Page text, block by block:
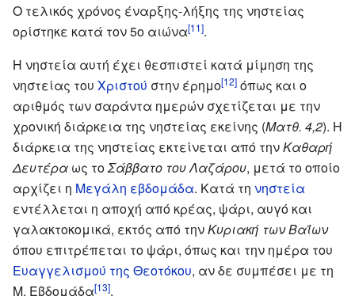
Ο τελικός χρόνος έναρξης-λήξης της νηστείας
ορίστηκε κατά τον 5ο αιώνα[11].
H νηστεία αυτή έχει θεσπιστεί κατά μίμηση της
νηστείας του Χριστού στην έρημο[12] όπως και ο
αριθμός των σαράντα ημερών σχετίζεται με την
χρονική διάρκεια της νηστείας εκείνης (Ματθ. 4,2). Η
διάρκεια της νηστείας εκτείνεται από τηνΚαθαρή
Δευτέρα ως τοΣάββατο του Λαζάρου, μετά το οποίο
αρχίζει η Μεγάλη εβδομάδα. Κατά τη νηστεία
εντέλλεται η αποχή από κρέας, ψάρι, αυγό και
γαλακτοκομικά, εκτός από τηνΚυριακή των Βαΐων
όπου επιτρέπεται το ψάρι, όπως και την ημέρα του
Ευαγγελισμού της Θεοτόκου, αν δε συμπέσει με τη
Μ. Εβδομάδα[13].